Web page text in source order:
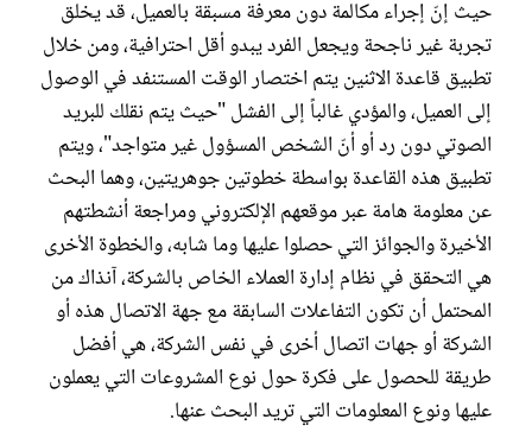
حيث إنّ إجراء مكالمة دون معرفة مسبقة بالعميل، قد يخلق
تجربة غير ناجحة ويجعل الفرد يبدو أقل احترافية، ومن خلال
تطبيق قاعدة الاثنين يتم اختصار الوقت المستنفد في الوصول
إلى العميل، والمؤدي غالباً إلى الفشل "حيث يتم نقلك للبريد
الصوتي دون رد أو أنّ الشخص المسؤول غير متواجد"، ويتم
تطبيق هذه القاعدة بواسطة خطوتين جوهريتين، وهما البحث
عن معلومة هامة عبر موقعهم الإلكتروني ومراجعة أنشطتهم
الأخيرة والجوائز التي حصلوا عليها وما شابه، والخطوة الأخرى
هي التحقق في نظام إدارة العملاء الخاص بالشركة، آنذاك من
المحتمل أن تكون التفاعلات السابقة مع جهة الاتصال هذه أو
الشركة أو جهات اتصال أخرى في نفس الشركة، هي أفضل
طريقة للحصول على فكرة حول نوع المشروعات التي يعملون
عليها ونوع المعلومات التي تريد البحث عنها.